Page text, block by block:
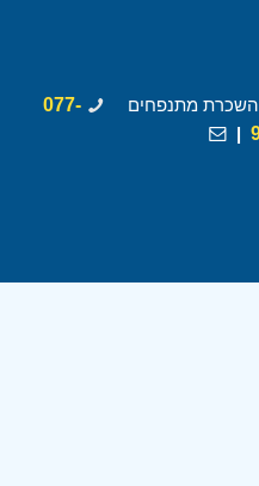
השכרת מתנפחים
077-
|